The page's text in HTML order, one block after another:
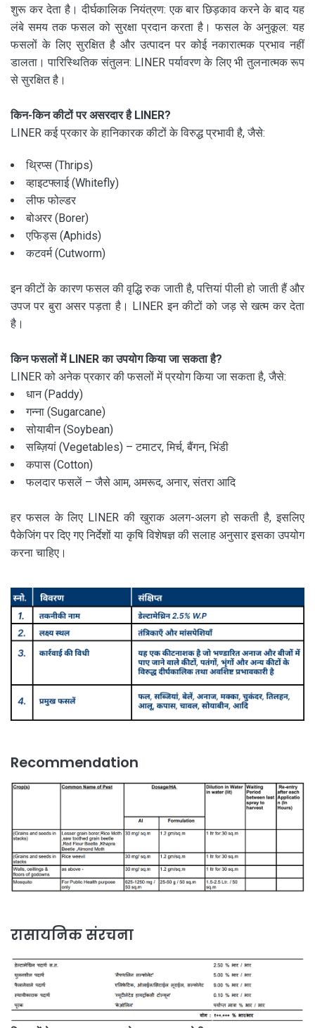
शुरू कर देता है। दीर्घकालिक नियंत्रण: एक बार छिड़काव करने के बाद यह
लंबे समय तक फसल को सुरक्षा प्रदान करता है। फसल के अनुकूल: यह
फसलों के लिए सुरक्षित है और उत्पादन पर कोई नकारात्मक प्रभाव नहीं
डालता। पारिस्थितिक संतुलन: LINER पर्यावरण के लिए भी तुलनात्मक रूप
से सुरक्षित है।
किन-किन कीटों पर असरदार है LINER?
LINER कई प्रकार के हानिकारक कीटों के विरुद्ध प्रभावी है, जैसे:
थ्रिप्स (Thrips)
व्हाइटफ्लाई (Whitefly)
लीफ फोल्डर
बोअरर (Borer)
एफिड्स (Aphids)
कटवर्म (Cutworm)
इन कीटों के कारण फसल की वृद्धि रुक जाती है, पत्तियां पीली हो जाती हैं और
उपज पर बुरा असर पड़ता है। LINER इन कीटों को जड़ से खत्म कर देता
है।
किन फसलों में LINER का उपयोग किया जा सकता है?
LINER को अनेक प्रकार की फसलों में प्रयोग किया जा सकता है, जैसे:
धान (Paddy)
गन्ना (Sugarcane)
सोयाबीन (Soybean)
सब्ज़ियां (Vegetables) – टमाटर, मिर्च, बैंगन, भिंडी
कपास (Cotton)
फलदार फसलें – जैसे आम, अमरूद, अनार, संतरा आदि
हर फसल के लिए LINER की खुराक अलग-अलग हो सकती है, इसलिए
पैकेजिंग पर दिए गए निर्देशों या कृषि विशेषज्ञ की सलाह अनुसार इसका उपयोग
करना चाहिए।
Recommendation
रासायनिक संरचना